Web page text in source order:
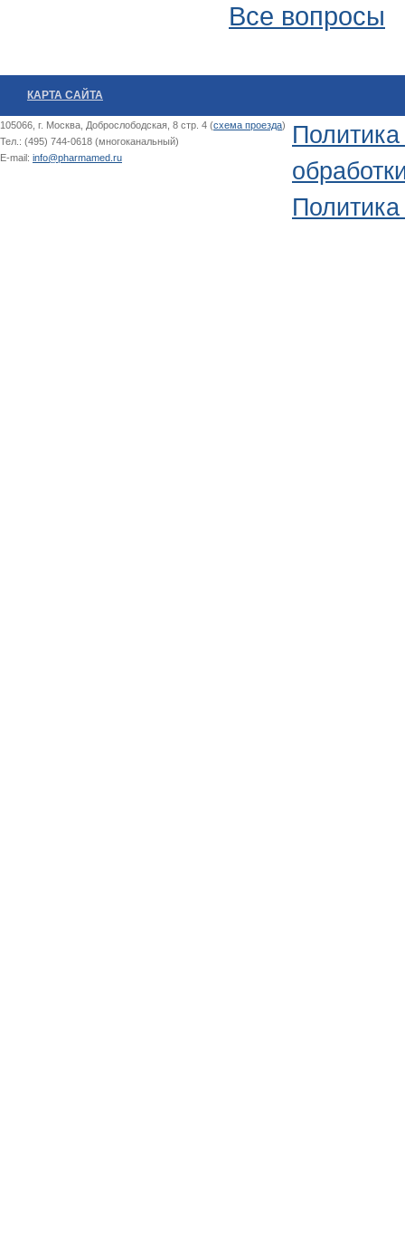
Все вопросы
КАРТА САЙТА
105066, г. Москва, Доброслободская, 8 стр. 4 (схема проезда)
Тел.: (495) 744-0618 (многоканальный)
E-mail: info@pharmamed.ru